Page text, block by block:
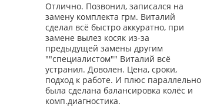
Отлично. Позвонил, записался на
замену комплекта грм. Виталий
сделал всё быстро аккуратно, при
замене вылез косяк из-за
предыдущей замены другим
""специалистом"" Виталий всё
устранил. Доволен. Цена, сроки,
подход к работе. И плюс параллельно
была сделана балансировка колёс и
комп.диагностика.